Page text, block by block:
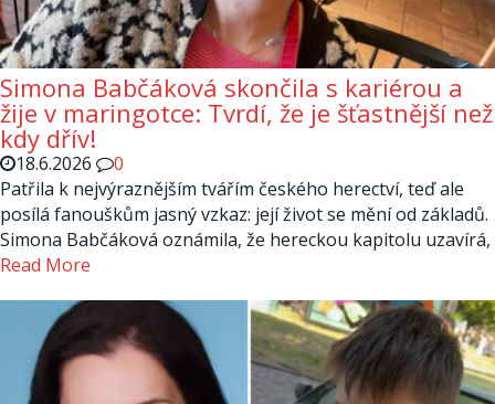
Simona Babčáková skončila s kariérou a
žije v maringotce: Tvrdí, že je šťastnější než
kdy dřív!
18.6.2026
0
Patřila k nejvýraznějším tvářím českého herectví, teď ale
posílá fanouškům jasný vzkaz: její život se mění od základů.
Simona Babčáková oznámila, že hereckou kapitolu uzavírá,
Read More